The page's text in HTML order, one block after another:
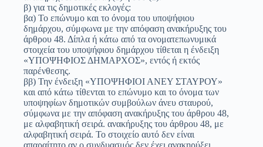
β) για τις δημοτικές εκλογές:
βα) Το επώνυμο και το όνομα του υποψήφιου
δημάρχου, σύμφωνα με την απόφαση ανακήρυξης του
άρθρου 48. Δίπλα ή κάτω από τα ονοματεπωνυμικά
στοιχεία του υποψήφιου δημάρχου τίθεται η ένδειξη
«ΥΠΟΨΗΦΙΟΣ ΔΗΜΑΡΧΟΣ», εντός ή εκτός
παρένθεσης.
ββ) Την ένδειξη «ΥΠΟΨΗΦΙΟΙ ΑΝΕΥ ΣΤΑΥΡΟΥ»
και από κάτω τίθενται το επώνυμο και το όνομα των
υποψηφίων δημοτικών συμβούλων άνευ σταυρού,
σύμφωνα με την απόφαση ανακήρυξης του άρθρου 48,
με αλφαβητική σειρά. ανακήρυξης του άρθρου 48, με
αλφαβητική σειρά. Το στοιχείο αυτό δεν είναι